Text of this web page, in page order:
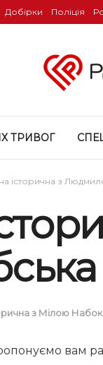
Добірки Поліція
ТРИВОГ
історична з
з Мілою Набок,